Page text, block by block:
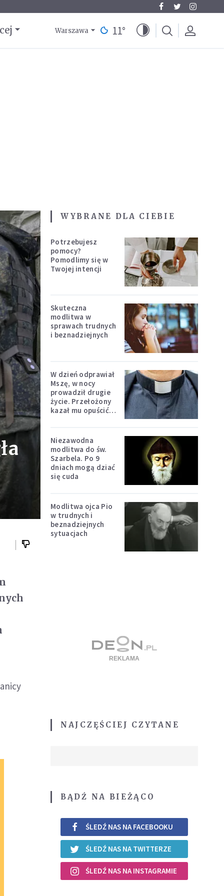
Warszawa 11°
WYBRANE DLA CIEBIE
Potrzebujesz
pomocy?
Pomodlimy się w
Twojej intencji
Skuteczna
modlitwa w
sprawach trudnych
i beznadziejnych
W dzień odprawiał
Mszę, w nocy
prowadził drugie
życie. Przełożony
kazał mu opuścić
Niezawodna
modlitwa do św.
Szarbela. Po 9
dniach mogą dziać
się cuda
Modlitwa ojca Pio
w trudnych i
beznadziejnych
sytuacjach
NAJCZĘŚCIEJ CZYTANE
BĄDŹ NA BIEŻĄCO
ŚLEDŹ NAS NA FACEBOOKU
ŚLEDŹ NAS NA TWITTERZE
ŚLEDŹ NAS NA INSTAGRAMIE